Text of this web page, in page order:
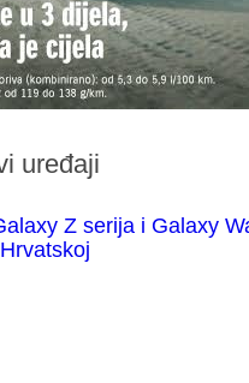
uređaji
Z serija i Galaxy